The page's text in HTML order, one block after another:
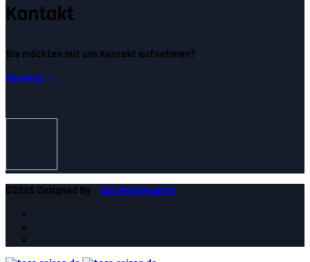
Kontakt
Sie möchten mit uns Kontakt aufnehmen?
Kontakt —
©2026 Designed By Der Improvisator